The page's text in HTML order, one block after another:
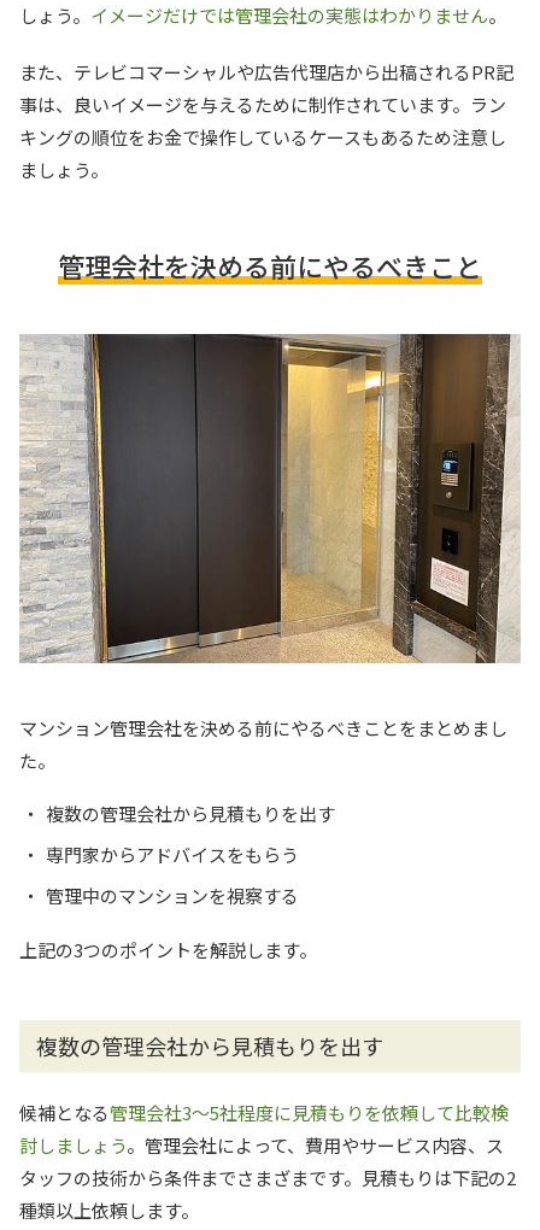
しょう。 イメージだけでは管理会社の実態はわかりません。
また、テレビコマーシャルや広告代理店から出稿されるPR記
事は、良いイメージを与えるために制作されています。ラン
キングの順位をお金で操作しているケースもあるため注意し
ましょう。
管理会社を決める前にやるべきこと
マンション管理会社を決める前にやるべきことをまとめまし
た。
複数の管理会社から見積もりを出す
専門家からアドバイスをもらう
管理中のマンションを視察する
上記の3つのポイントを解説します。
複数の管理会社から見積もりを出す
候補となる管理会社3～5社程度に見積もりを依頼して比較検
討しましょう。管理会社によって、費用やサービス内容、ス
タッフの技術から条件までさまざまです。見積もりは下記の2
種類以上依頼します。